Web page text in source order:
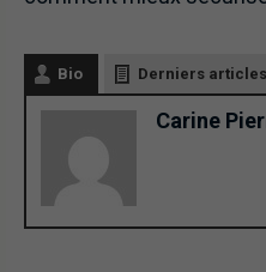
Bio Derniers articles
Carine